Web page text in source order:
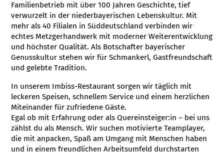
Familienbetrieb mit über 100 Jahren Geschichte, tief
verwurzelt in der niederbayerischen Lebenskultur. Mit
mehr als 40 Filialen in Süddeutschland verbinden wir
echtes Metzgerhandwerk mit moderner Weiterentwicklung
und höchster Qualität. Als Botschafter bayerischer
Genusskultur stehen wir für Schmankerl, Gastfreundschaft
und gelebte Tradition.
In unserem Imbiss-Restaurant sorgen wir täglich mit
leckeren Speisen, schnellem Service und einem herzlichen
Miteinander für zufriedene Gäste.
Egal ob mit Erfahrung oder als Quereinsteiger:in – bei uns
zählst du als Mensch. Wir suchen motivierte Teamplayer,
die mit anpacken, Spaß am Umgang mit Menschen haben
und in einem freundlichen Arbeitsumfeld durchstarten